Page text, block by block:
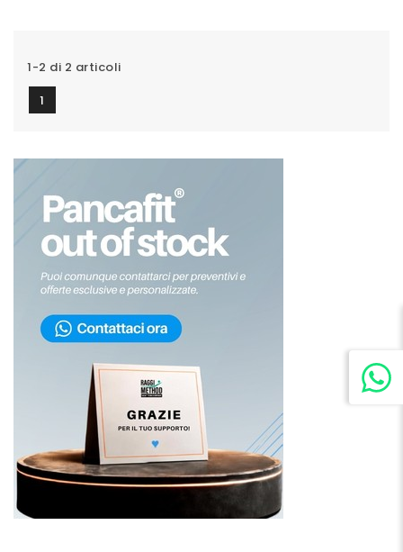
1-2 di 2 articoli
1